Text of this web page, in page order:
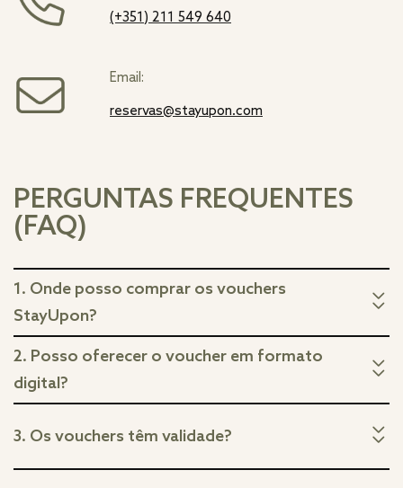
(+351) 211 549 640
Email:
reservas@stayupon.com
PERGUNTAS FREQUENTES
(FAQ)
1. Onde posso comprar os vouchers
StayUpon?
2. Posso oferecer o voucher em formato
digital?
3. Os vouchers têm validade?